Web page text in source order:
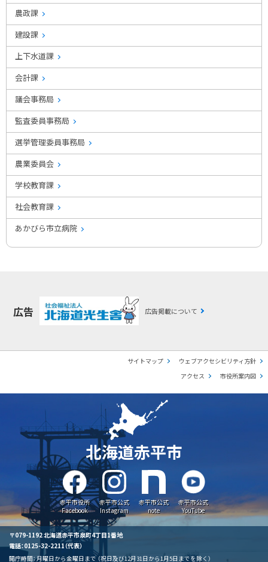
農政課
建設課
上下水道課
会計課
議会事務局
監査委員事務局
選挙管理委員事務局
農業委員会
学校教育課
社会教育課
あかびら市立病院
広告 広告掲載について
サイトマップ
ウェブアクセシビリティ方針
アクセス
市役所案内図
北海道赤平市
赤平市役所
Facebook
赤平市公式
Instagram
赤平市公式
note
赤平市公式
YouTube
〒079-1192 北海道赤平市泉町4丁目1番地
電話：0125-32-2211（代表）
開庁時間：月曜日から金曜日まで （祝日及び12月31日から1月5日までを除く）